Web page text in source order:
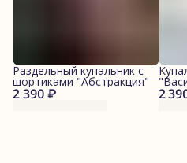
2 390 ₽
Раздельный купальник с
шортиками "Абстракция"
2